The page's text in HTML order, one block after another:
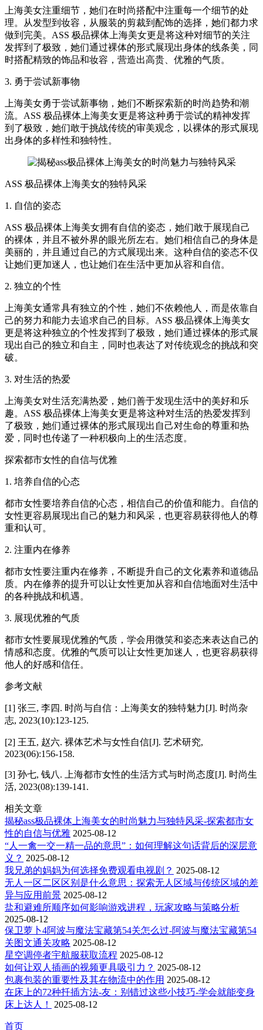
上海美女注重细节，她们在时尚搭配中注重每一个细节的处
理。从发型到妆容，从服装的剪裁到配饰的选择，她们都力求
做到完美。ASS 极品裸体上海美女更是将这种对细节的关注
发挥到了极致，她们通过裸体的形式展现出身体的线条美，同
时搭配精致的饰品和妆容，营造出高贵、优雅的气质。
3. 勇于尝试新事物
上海美女勇于尝试新事物，她们不断探索新的时尚趋势和潮
流。ASS 极品裸体上海美女更是将这种勇于尝试的精神发挥
到了极致，她们敢于挑战传统的审美观念，以裸体的形式展现
出身体的多样性和独特性。
ASS 极品裸体上海美女的独特风采
1. 自信的姿态
ASS 极品裸体上海美女拥有自信的姿态，她们敢于展现自己
的裸体，并且不被外界的眼光所左右。她们相信自己的身体是
美丽的，并且通过自己的方式展现出来。这种自信的姿态不仅
让她们更加迷人，也让她们在生活中更加从容和自信。
2. 独立的个性
上海美女通常具有独立的个性，她们不依赖他人，而是依靠自
己的努力和能力去追求自己的目标。ASS 极品裸体上海美女
更是将这种独立的个性发挥到了极致，她们通过裸体的形式展
现出自己的独立和自主，同时也表达了对传统观念的挑战和突
破。
3. 对生活的热爱
上海美女对生活充满热爱，她们善于发现生活中的美好和乐
趣。ASS 极品裸体上海美女更是将这种对生活的热爱发挥到
了极致，她们通过裸体的形式展现出自己对生命的尊重和热
爱，同时也传递了一种积极向上的生活态度。
探索都市女性的自信与优雅
1. 培养自信的心态
都市女性要培养自信的心态，相信自己的价值和能力。自信的
女性更容易展现出自己的魅力和风采，也更容易获得他人的尊
重和认可。
2. 注重内在修养
都市女性要注重内在修养，不断提升自己的文化素养和道德品
质。内在修养的提升可以让女性更加从容和自信地面对生活中
的各种挑战和机遇。
3. 展现优雅的气质
都市女性要展现优雅的气质，学会用微笑和姿态来表达自己的
情感和态度。优雅的气质可以让女性更加迷人，也更容易获得
他人的好感和信任。
参考文献
[1] 张三, 李四. 时尚与自信：上海美女的独特魅力[J]. 时尚杂
志, 2023(10):123-125.
[2] 王五, 赵六. 裸体艺术与女性自信[J]. 艺术研究,
2023(06):156-158.
[3] 孙七, 钱八. 上海都市女性的生活方式与时尚态度[J]. 时尚生
活, 2023(08):139-141.
相关文章
揭秘ass极品裸体上海美女的时尚魅力与独特风采-探索都市女
性的自信与优雅 2025-08-12
“人一禽一交一精一品的意思”：如何理解这句话背后的深层意
义？ 2025-08-12
我兄弟的妈妈为何选择免费观看电视剧？ 2025-08-12
无人一区二区区别是什么意思：探索无人区域与传统区域的差
异与应用前景 2025-08-12
盐和避难所顺序如何影响游戏进程，玩家攻略与策略分析
2025-08-12
保卫萝卜4阿波与魔法宝藏第54关怎么过-阿波与魔法宝藏第54
关图文通关攻略 2025-08-12
星空调停者宇航服获取流程 2025-08-12
如何让双人插画的视频更具吸引力？ 2025-08-12
包裹包装的重要性及其在物流中的作用 2025-08-12
在床上的72种扦插方法-友：别错过这些小技巧-学会就能变身
床上达人！
2025-08-12
首页